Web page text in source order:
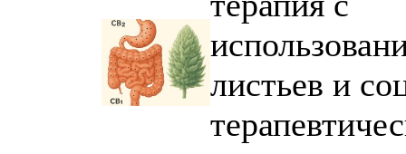
листьев и